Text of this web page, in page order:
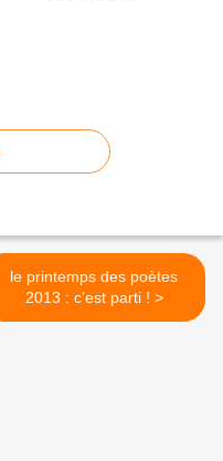
le printemps des poètes
2013 : c'est parti ! >